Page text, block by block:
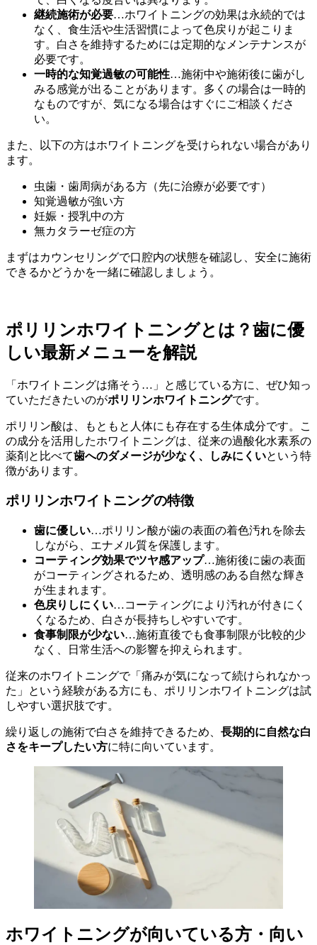
継続施術が必要…ホワイトニングの効果は永続的では
なく、食生活や生活習慣によって色戻りが起こりま
す。白さを維持するためには定期的なメンテナンスが
必要です。
一時的な知覚過敏の可能性…施術中や施術後に歯がし
みる感覚が出ることがあります。多くの場合は一時的
なものですが、気になる場合はすぐにご相談くださ
い。
また、以下の方はホワイトニングを受けられない場合があり
ます。
虫歯・歯周病がある方（先に治療が必要です）
知覚過敏が強い方
妊娠・授乳中の方
無カタラーゼ症の方
まずはカウンセリングで口腔内の状態を確認し、安全に施術
できるかどうかを一緒に確認しましょう。
ポリリンホワイトニングとは？歯に優
しい最新メニューを解説
「ホワイトニングは痛そう…」と感じている方に、ぜひ知っ
ていただきたいのがポリリンホワイトニングです。
ポリリン酸は、もともと人体にも存在する生体成分です。こ
の成分を活用したホワイトニングは、従来の過酸化水素系の
薬剤と比べて歯へのダメージが少なく、しみにくいという特
徴があります。
ポリリンホワイトニングの特徴
歯に優しい…ポリリン酸が歯の表面の着色汚れを除去
しながら、エナメル質を保護します。
コーティング効果でツヤ感アップ…施術後に歯の表面
がコーティングされるため、透明感のある自然な輝き
が生まれます。
色戻りしにくい…コーティングにより汚れが付きにく
くなるため、白さが長持ちしやすいです。
食事制限が少ない…施術直後でも食事制限が比較的少
なく、日常生活への影響を抑えられます。
従来のホワイトニングで「痛みが気になって続けられなかっ
た」という経験がある方にも、ポリリンホワイトニングは試
しやすい選択肢です。
繰り返しの施術で白さを維持できるため、 長期的に自然な白
さをキープしたい方に特に向いています。
ホワイトニングが向いている方・向い